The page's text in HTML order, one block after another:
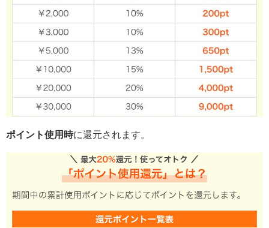
ポイント使用時に還元されます。